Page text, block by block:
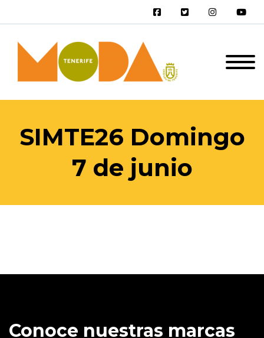
SIMTE26 Domingo
7 de junio
Conoce nuestras marcas